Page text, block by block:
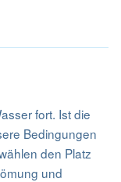
fort. Ist die
Bedingungen
den Platz
und